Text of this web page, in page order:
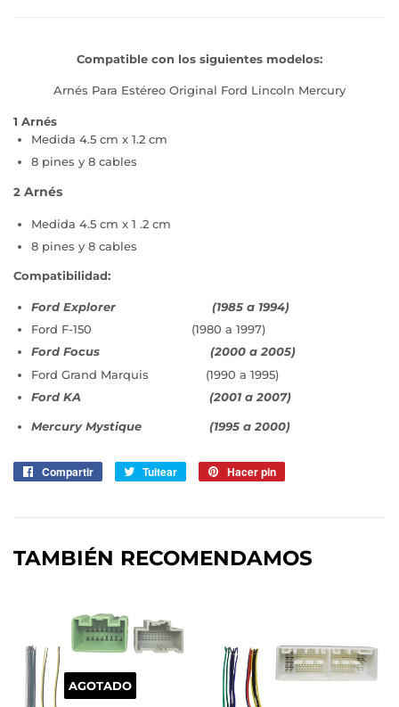
Compatible con los siguientes modelos:
Arnés Para Estéreo Original Ford Lincoln Mercury
1 Arnés
Medida 4.5 cm x 1.2 cm
8 pines y 8 cables
2 Arnés
Medida 4.5 cm x 1 .2 cm
8 pines y 8 cables
Compatibilidad:
Ford Explorer (1985 a 1994)
Ford F-150 (1980 a 1997)
Ford Focus (2000 a 2005)
Ford Grand Marquis (1990 a 1995)
Ford KA (2001 a 2007)
Mercury Mystique (1995 a 2000)
Compartir
CompartirTuitear
Tuitear Hacer pin
TAMBIÉN RECOMENDAMOS
AGOTADO